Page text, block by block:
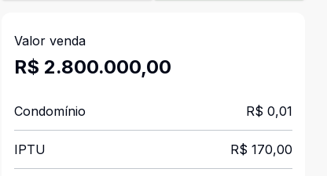
Valor venda
R$ 2.800.000,00
Condomínio R$ 0,01
IPTU R$ 170,00